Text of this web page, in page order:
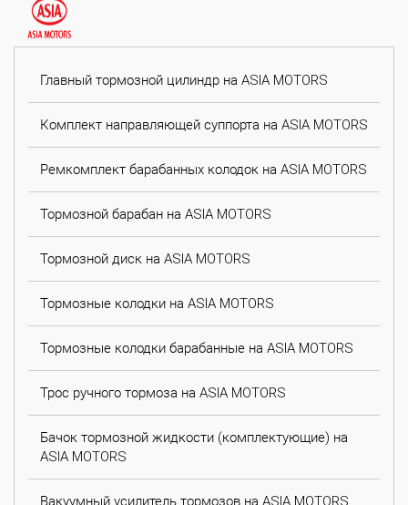
Главный тормозной цилиндр на ASIA MOTORS
Комплект направляющей суппорта на ASIA MOTORS
Ремкомплект барабанных колодок на ASIA MOTORS
Тормозной барабан на ASIA MOTORS
Тормозной диск на ASIA MOTORS
Тормозные колодки на ASIA MOTORS
Тормозные колодки барабанные на ASIA MOTORS
Трос ручного тормоза на ASIA MOTORS
Бачок тормозной жидкости (комплектующие) на
ASIA MOTORS
Вакуумный усилитель тормозов на ASIA MOTORS